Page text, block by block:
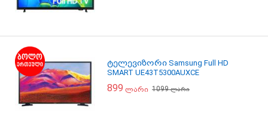
ტელევიზორი Samsung Full HD
SMART UE43T5300AUXCE
899 ლარი 1099ლარი